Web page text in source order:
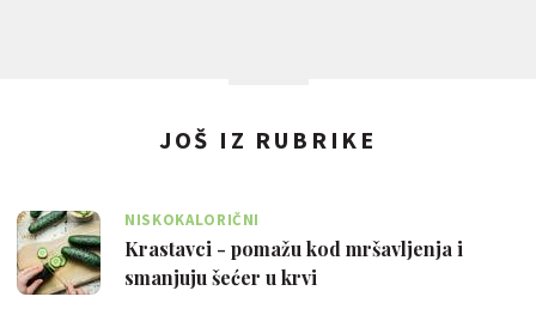
JOŠ IZ RUBRIKE
NISKOKALORIČNI
Krastavci - pomažu kod mršavljenja i
smanjuju šećer u krvi